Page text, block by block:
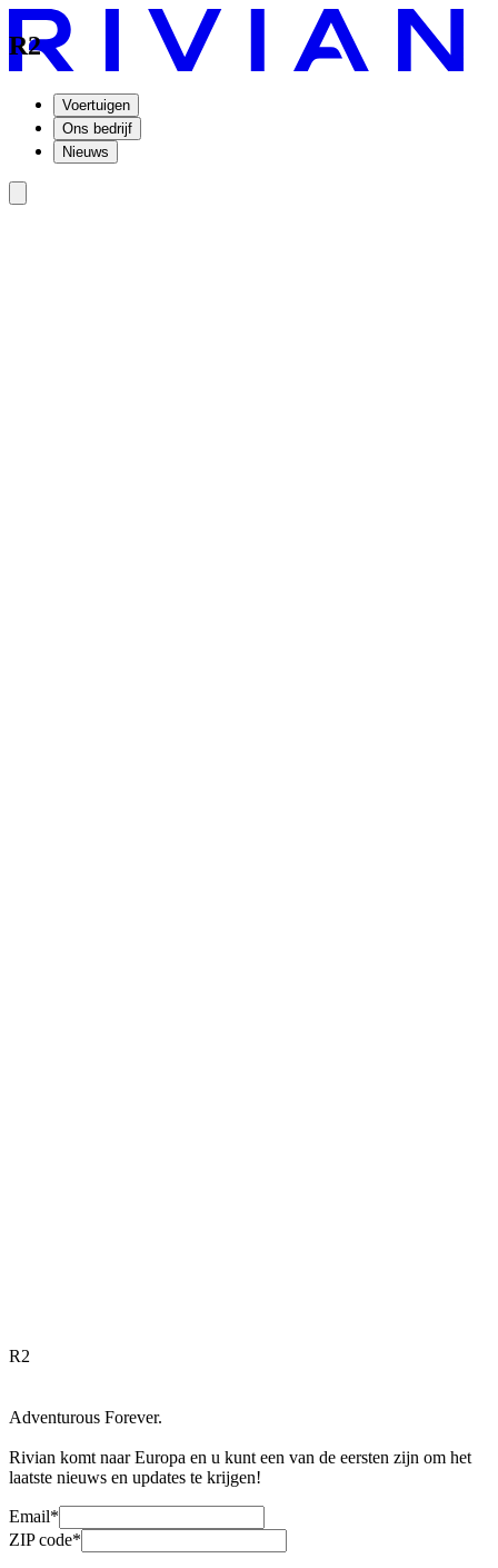
Voertuigen
Ons bedrijf
Nieuws
R2
R2
Adventurous Forever.
Rivian komt naar Europa en u kunt een van de eersten zijn om het
laatste nieuws en updates te krijgen!
Email*
ZIP code*